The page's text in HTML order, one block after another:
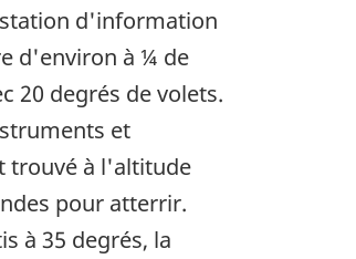
d'information
d'environ à ¼ de
20 degrés de volets.
et
trouvé à l'altitude
pour atterrir.
à 35 degrés, la